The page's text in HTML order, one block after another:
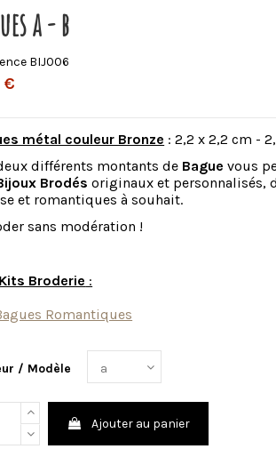
a - b
BIJ006
€
métal couleur Bronze : 2,2 x 2,2 cm -
différents montants de Bague vous
Brodés originaux et personnalisés,
et romantiques à souhait.
sans modération !
Broderie :
Romantiques
/ Modèle
Ajouter au panier